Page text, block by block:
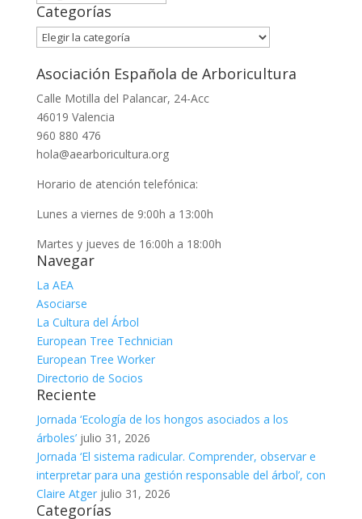
Categorías
Categorías
Asociación Española de Arboricultura
Calle Motilla del Palancar, 24-Acc
46019 Valencia
960 880 476
hola@aearboricultura.org
Horario de atención telefónica:
Lunes a viernes de 9:00h a 13:00h
Martes y jueves de 16:00h a 18:00h
Navegar
La AEA
Asociarse
La Cultura del Árbol
European Tree Technician
European Tree Worker
Directorio de Socios
Reciente
Jornada ‘Ecología de los hongos asociados a los
árboles’ julio 31, 2026
Jornada ‘El sistema radicular. Comprender, observar e
interpretar para una gestión responsable del árbol’, con
Claire Atger julio 31, 2026
Categorías